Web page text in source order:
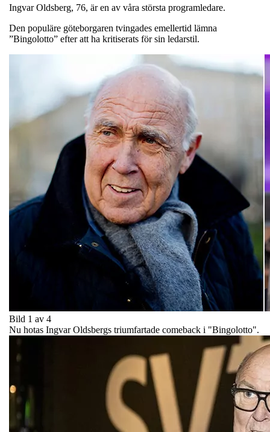
Ingvar Oldsberg, 76, är en av våra största programledare.
Den populäre göteborgaren tvingades emellertid lämna
”Bingolotto” efter att ha kritiserats för sin ledarstil.
Bild 1 av 4
Nu hotas Ingvar Oldsbergs triumfartade comeback i "Bingolotto".